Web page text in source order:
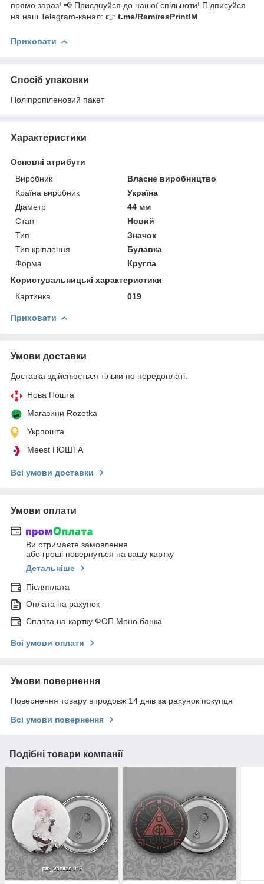
прямо зараз! 📢 Приєднуйся до нашої спільноти! Підписуйся
на наш Telegram-канал: 👉 t.me/RamiresPrintIM
Приховати
Спосіб упаковки
Поліпропіленовий пакет
Характеристики
Основні атрибути
Виробник
Власне виробництво
Країна виробник
Україна
Діаметр
44 мм
Стан
Новий
Тип
Значок
Тип кріплення
Булавка
Форма
Кругла
Користувальницькі характеристики
Картинка
019
Приховати
Умови доставки
Доставка здійснюється тільки по передоплаті.
Нова Пошта
Магазини Rozetka
Укрпошта
Meest ПОШТА
Всі умови доставки
Умови оплати
Ви отримаєте замовлення
або гроші повернуться на вашу картку
Детальніше
Післяплата
Оплата на рахунок
Сплата на картку ФОП Моно банка
Всі умови оплати
Умови повернення
Повернення товару впродовж 14 днів за рахунок покупця
Всі умови повернення
Подібні товари компанії